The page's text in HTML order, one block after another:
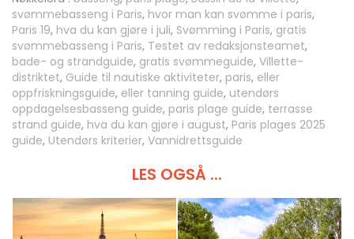
svømmebasseng i Paris, hvor man kan svømme i paris,
Paris 19, hva du kan gjøre i juli, Svømming i Paris, gratis
svømmebasseng i Paris, Testet av redaksjonsteamet,
bade- og strandguide, gratis svømmeguide, Villette-
distriktet, Guide til nautiske aktiviteter, paris, eller
oppfriskningsguide, eller tanning guide, utendørs
oppdagelsesbasseng guide, paris plage guide, terrasse
strand guide, hva du kan gjøre i august, Paris plages 2025
guide, Utendørs kriterier, Vannidrettsguide
LES OGSÅ ...